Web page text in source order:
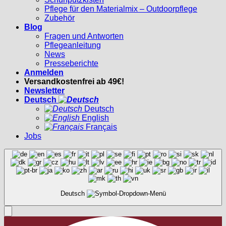
Pflege für den Materialmix – Outdoorpflege
Zubehör
Blog
Fragen und Antworten
Pflegeanleitung
News
Presseberichte
Anmelden
Versandkostenfrei ab 49€!
Newsletter
Deutsch
Deutsch
English
Français
Jobs
Deutsch